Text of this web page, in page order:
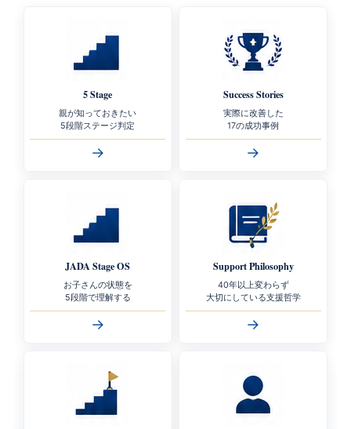
5 Stage
親が知っておきたい
5段階ステージ判定
→
Success Stories
実際に改善した
17の成功事例
→
JADA Stage OS
お子さんの状態を
5段階で理解する
→
Support Philosophy
40年以上変わらず
大切にしている支援哲学
→